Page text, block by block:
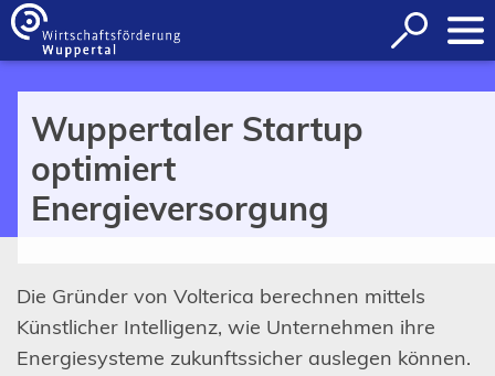
Inhalt anspringen
Suche
öffnen
Wuppertaler Startup
optimiert
Energieversorgung
Die Gründer von Volterica berechnen mittels
Künstlicher Intelligenz, wie Unternehmen ihre
Energiesysteme zukunftssicher auslegen können.